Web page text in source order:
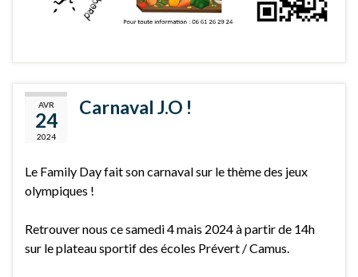
AVR
24
2024
Carnaval J.O !
Le Family Day fait son carnaval sur le thème des jeux
olympiques !
Retrouver nous ce samedi 4 mais 2024 à partir de 14h
sur le plateau sportif des écoles Prévert / Camus.